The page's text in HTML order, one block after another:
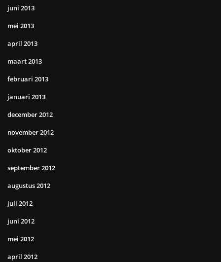
juni 2013
mei 2013
april 2013
maart 2013
februari 2013
januari 2013
december 2012
november 2012
oktober 2012
september 2012
augustus 2012
juli 2012
juni 2012
mei 2012
april 2012